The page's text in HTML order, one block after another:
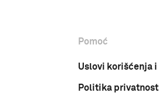
Pomoć
Uslovi korišćenja
Politika